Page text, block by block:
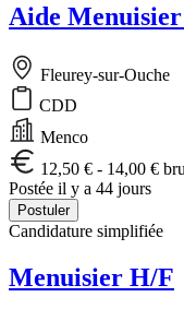
Aide
Fleurey-sur-Ouche
CDD
Menco
12,50 € - 14,00 €
Postée il y a 44 jours
Postuler
Candidature simplifiée
Menuisier H/F